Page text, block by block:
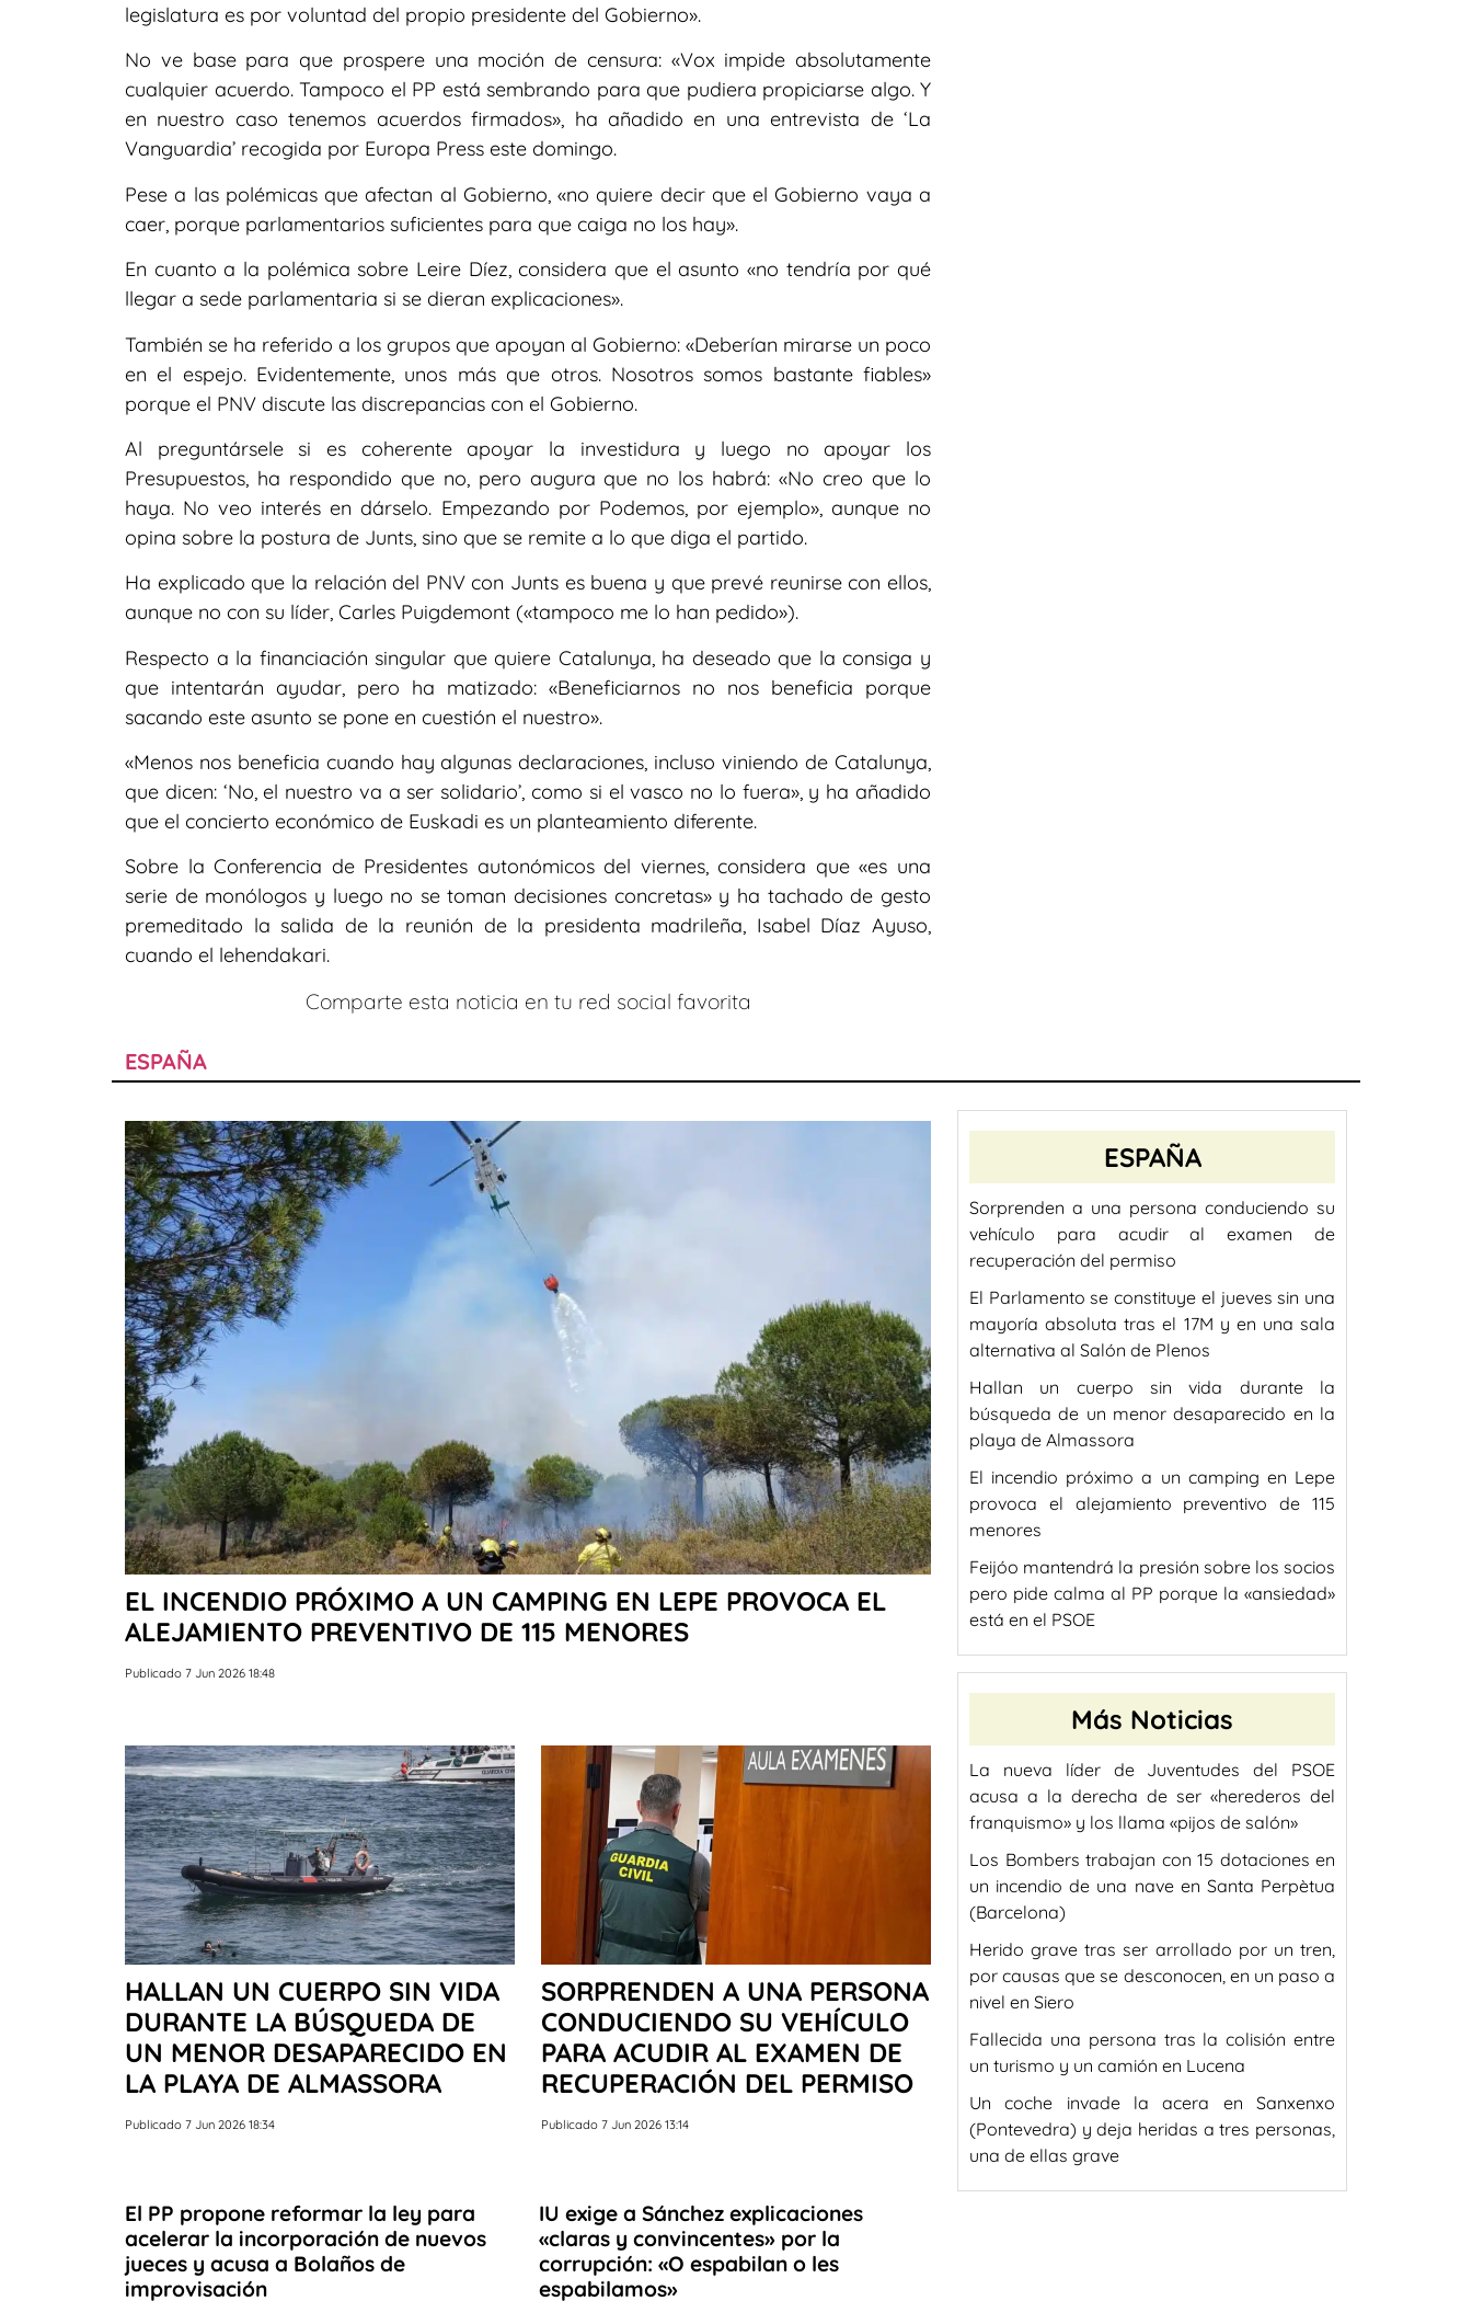
legislatura es por voluntad del propio presidente del Gobierno».
No ve base para que prospere una moción de censura: «Vox impide absolutamente
cualquier acuerdo. Tampoco el PP está sembrando para que pudiera propiciarse algo. Y
en nuestro caso tenemos acuerdos firmados», ha añadido en una entrevista de ‘La
Vanguardia’ recogida por Europa Press este domingo.
Pese a las polémicas que afectan al Gobierno, «no quiere decir que el Gobierno vaya a
caer, porque parlamentarios suficientes para que caiga no los hay».
En cuanto a la polémica sobre Leire Díez, considera que el asunto «no tendría por qué
llegar a sede parlamentaria si se dieran explicaciones».
También se ha referido a los grupos que apoyan al Gobierno: «Deberían mirarse un poco
en el espejo. Evidentemente, unos más que otros. Nosotros somos bastante fiables»
porque el PNV discute las discrepancias con el Gobierno.
Al preguntársele si es coherente apoyar la investidura y luego no apoyar los
Presupuestos, ha respondido que no, pero augura que no los habrá: «No creo que lo
haya. No veo interés en dárselo. Empezando por Podemos, por ejemplo», aunque no
opina sobre la postura de Junts, sino que se remite a lo que diga el partido.
Ha explicado que la relación del PNV con Junts es buena y que prevé reunirse con ellos,
aunque no con su líder, Carles Puigdemont («tampoco me lo han pedido»).
Respecto a la financiación singular que quiere Catalunya, ha deseado que la consiga y
que intentarán ayudar, pero ha matizado: «Beneficiarnos no nos beneficia porque
sacando este asunto se pone en cuestión el nuestro».
«Menos nos beneficia cuando hay algunas declaraciones, incluso viniendo de Catalunya,
que dicen: ‘No, el nuestro va a ser solidario’, como si el vasco no lo fuera», y ha añadido
que el concierto económico de Euskadi es un planteamiento diferente.
Sobre la Conferencia de Presidentes autonómicos del viernes, considera que «es una
serie de monólogos y luego no se toman decisiones concretas» y ha tachado de gesto
premeditado la salida de la reunión de la presidenta madrileña, Isabel Díaz Ayuso,
cuando el lehendakari.
Comparte esta noticia en tu red social favorita
ESPAÑA
EL INCENDIO PRÓXIMO A UN CAMPING EN LEPE PROVOCA EL
ALEJAMIENTO PREVENTIVO DE 115 MENORES
Publicado 7 Jun 2026 18:48
HALLAN UN CUERPO SIN VIDA
DURANTE LA BÚSQUEDA DE
UN MENOR DESAPARECIDO EN
LA PLAYA DE ALMASSORA
Publicado 7 Jun 2026 18:34
SORPRENDEN A UNA PERSONA
CONDUCIENDO SU VEHÍCULO
PARA ACUDIR AL EXAMEN DE
RECUPERACIÓN DEL PERMISO
Publicado 7 Jun 2026 13:14
El PP propone reformar la ley para
acelerar la incorporación de nuevos
jueces y acusa a Bolaños de
improvisación
IU exige a Sánchez explicaciones
«claras y convincentes» por la
corrupción: «O espabilan o les
espabilamos»
ESPAÑA
Sorprenden a una persona conduciendo su
vehículo para acudir al examen de
recuperación del permiso
El Parlamento se constituye el jueves sin una
mayoría absoluta tras el 17M y en una sala
alternativa al Salón de Plenos
Hallan un cuerpo sin vida durante la
búsqueda de un menor desaparecido en la
playa de Almassora
El incendio próximo a un camping en Lepe
provoca el alejamiento preventivo de 115
menores
Feijóo mantendrá la presión sobre los socios
pero pide calma al PP porque la «ansiedad»
está en el PSOE
Más Noticias
La nueva líder de Juventudes del PSOE
acusa a la derecha de ser «herederos del
franquismo» y los llama «pijos de salón»
Los Bombers trabajan con 15 dotaciones en
un incendio de una nave en Santa Perpètua
(Barcelona)
Herido grave tras ser arrollado por un tren,
por causas que se desconocen, en un paso a
nivel en Siero
Fallecida una persona tras la colisión entre
un turismo y un camión en Lucena
Un coche invade la acera en Sanxenxo
(Pontevedra) y deja heridas a tres personas,
una de ellas grave